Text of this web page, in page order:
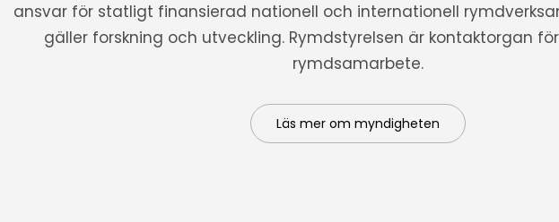
ansvar för statligt finansierad nationell och internationell
gäller forskning och utveckling. Rymdstyrelsen är kontaktorgan
rymdsamarbete.
Läs mer om myndigheten